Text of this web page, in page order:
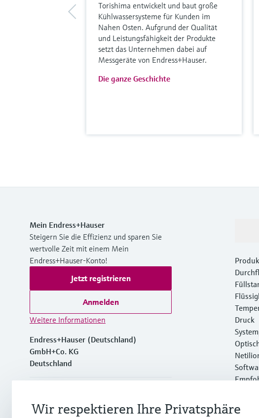
Torishima entwickelt und baut große
Kühlwassersysteme für Kunden im
Nahen Osten. Aufgrund der Qualität
und Leistungsfähigkeit der Produkte
setzt das Unternehmen dabei auf
Messgeräte von Endress+Hauser.
Die ganze Geschichte
Mein Endress+Hauser
Steigern Sie die Effizienz und sparen Sie
wertvolle Zeit mit einem Mein
Endress+Hauser-Konto!
Jetzt registrieren
Anmelden
Weitere Informationen
Endress+Hauser (Deutschland)
GmbH+Co. KG
Deutschland
Druck
Wir respektieren Ihre Privatsphäre